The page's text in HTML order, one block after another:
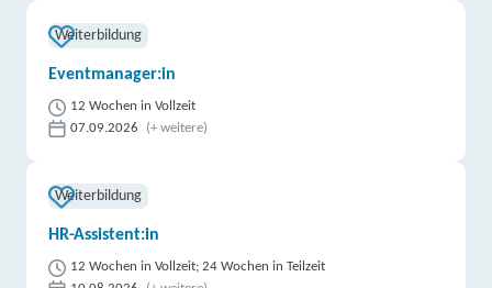
Weiterbildung
Eventmanager:in
12 Wochen in Vollzeit
07.09.2026
(+ weitere)
Weiterbildung
HR-Assistent:in
12 Wochen in Vollzeit; 24 Wochen in Teilzeit